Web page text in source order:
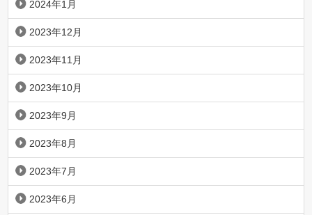
2024年1月
2023年12月
2023年11月
2023年10月
2023年9月
2023年8月
2023年7月
2023年6月